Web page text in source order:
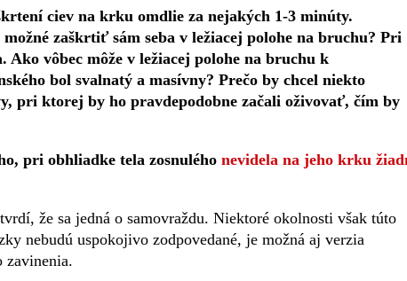
ciev na krku omdlie za nejakých 1-3 minúty.
zaškrtiť sám seba v ležiacej polohe na bruchu? Pri
vôbec môže v ležiacej polohe na bruchu k
bol svalnatý a masívny? Prečo by chcel niekto
pri ktorej by ho pravdepodobne začali oživovať, čím by
pri obhliadke tela zosnulého nevidela na jeho krku
že sa jedná o samovraždu. Niektoré okolnosti však túto
nebudú uspokojivo zodpovedané, je možná aj verzia
zavinenia.